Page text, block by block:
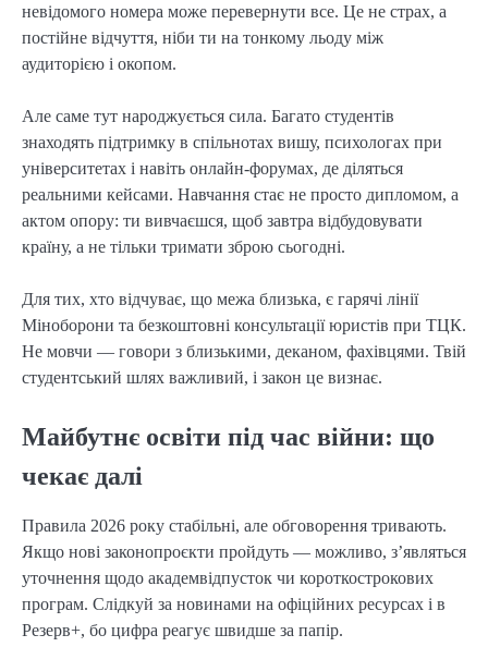
невідомого номера може перевернути все. Це не страх, а
постійне відчуття, ніби ти на тонкому льоду між
аудиторією і окопом.
Але саме тут народжується сила. Багато студентів
знаходять підтримку в спільнотах вишу, психологах при
університетах і навіть онлайн-форумах, де діляться
реальними кейсами. Навчання стає не просто дипломом, а
актом опору: ти вивчаєшся, щоб завтра відбудовувати
країну, а не тільки тримати зброю сьогодні.
Для тих, хто відчуває, що межа близька, є гарячі лінії
Міноборони та безкоштовні консультації юристів при ТЦК.
Не мовчи — говори з близькими, деканом, фахівцями. Твій
студентський шлях важливий, і закон це визнає.
Майбутнє освіти під час війни: що
чекає далі
Правила 2026 року стабільні, але обговорення тривають.
Якщо нові законопроєкти пройдуть — можливо, з’являться
уточнення щодо академвідпусток чи короткострокових
програм. Слідкуй за новинами на офіційних ресурсах і в
Резерв+, бо цифра реагує швидше за папір.